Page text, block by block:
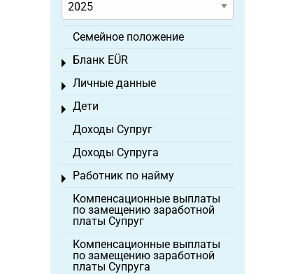
Семейное положение
Бланк EÜR
Toggle menu
Личные данные
Toggle menu
Дети
Toggle menu
Доходы Супруг
Доходы Супруга
Работник по найму
Toggle menu
Компенсационные выплаты
по замещению заработной
платы Супруг
Компенсационные выплаты
по замещению заработной
платы Супруга